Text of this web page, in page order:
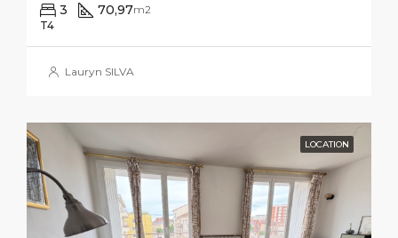
3 70,97m2
T4
Lauryn SILVA
LOCATION